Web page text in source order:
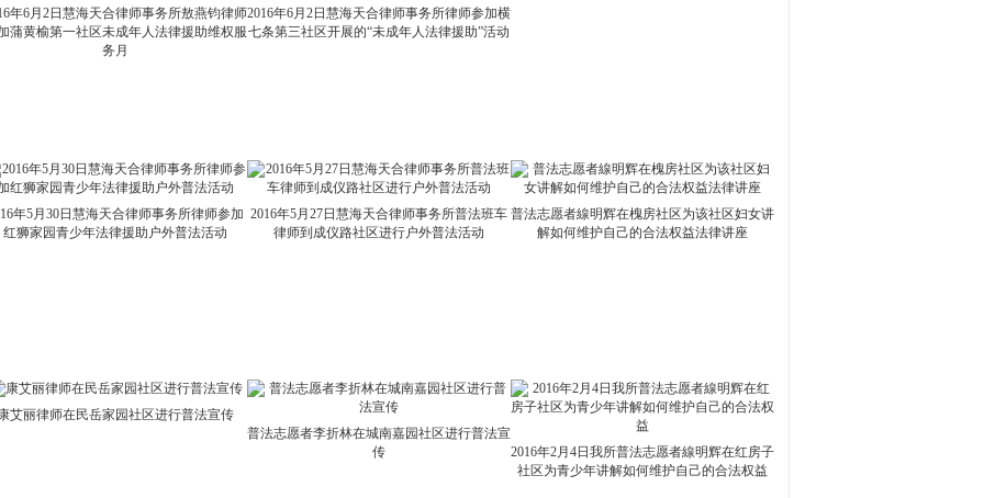
年6月2日慧海天合律师事务所敖燕钧律师
蒲黄榆第一社区未成年人法律援助维权服
务月
2016年6月2日慧海天合律师事务所律师参加横
七条第三社区开展的“未成年人法律援助”活动
年5月30日慧海天合律师事务所律师参加
红狮家园青少年法律援助户外普法活动
2016年5月27日慧海天合律师事务所普法班车
律师到成仪路社区进行户外普法活动
普法志愿者線明辉在槐房社区为该社区妇女讲
解如何维护自己的合法权益法律讲座
艾丽律师在民岳家园社区进行普法宣传
普法志愿者李折林在城南嘉园社区进行普法宣
传
2016年2月4日我所普法志愿者線明辉在红房子
社区为青少年讲解如何维护自己的合法权益